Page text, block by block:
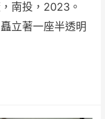
南投，2023。
立著一座半透明